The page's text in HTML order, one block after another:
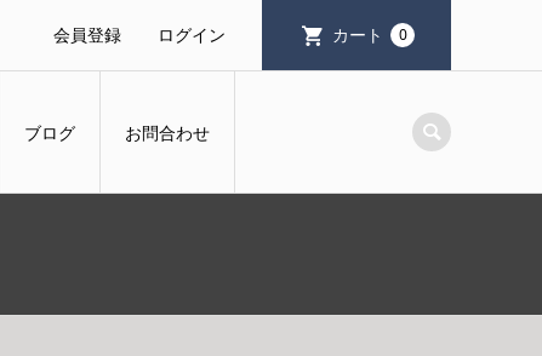
会員登録 ログイン カート 0
ブログ お問合わせ